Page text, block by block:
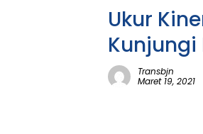
Ukur
Transbjn
Maret 19, 2021